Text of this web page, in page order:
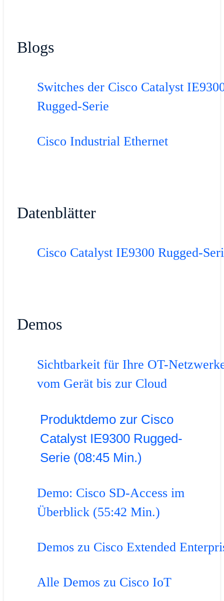
Blogs
Switches der Cisco Catalyst
Rugged-Serie
Cisco Industrial Ethernet
Datenblätter
Cisco Catalyst IE9300 Rugged-
Demos
Sichtbarkeit für Ihre OT-
vom Gerät bis zur Cloud
Produktdemo zur Cisco
Catalyst IE9300 Rugged-
Serie (08:45 Min.)
Demo: Cisco SD-Access im
Überblick (55:42 Min.)
Demos zu Cisco Extended
Alle Demos zu Cisco IoT